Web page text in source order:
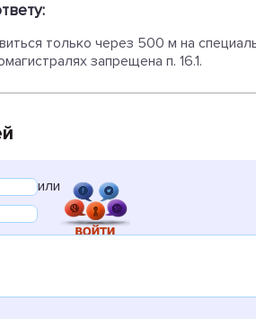
только через 500 м на
запрещена п. 16.1.
или